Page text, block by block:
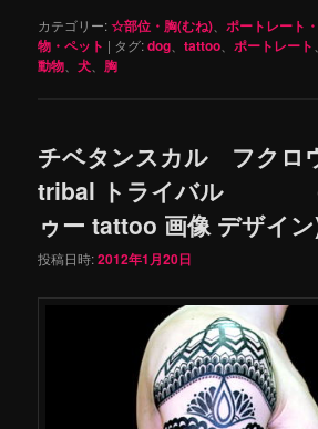
カテゴリー:☆部位・胸(むね) ポートレート
物・ペット | タグ:dog 、tattoo ポートレート
動物 、犬 胸
チベタンスカル フクロ
tribal トライバル (
ゥー tattoo 画像 デザイ
投稿日時:2012年1月20日